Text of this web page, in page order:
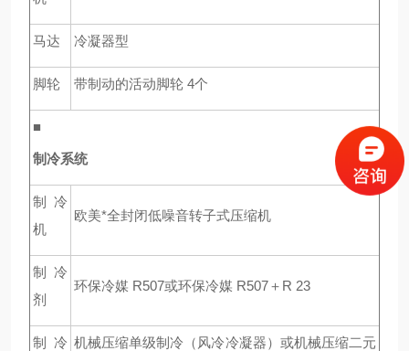
马达 冷凝器型
脚轮 带制动的活动脚轮 4个
■
制冷系统
制冷
机
欧美*全封闭低噪音转子式压缩机
制冷
剂
环保冷媒 R507或环保冷媒 R507＋R 23
制冷 机械压缩单级制冷（风冷冷凝器）或机械压缩二元